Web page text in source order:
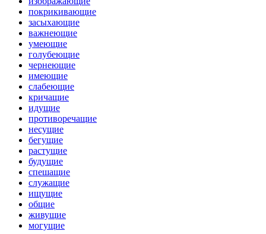
покрикивающие
засыхающие
важнеющие
умеющие
голубеющие
чернеющие
имеющие
слабеющие
кричащие
идущие
противоречащие
несущие
бегущие
растущие
будущие
спешащие
служащие
ищущие
общие
живущие
могущие